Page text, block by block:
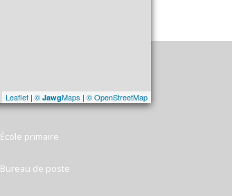
Leaflet | © JawgMaps | © OpenStreetMap
École primaire
Bureau de poste